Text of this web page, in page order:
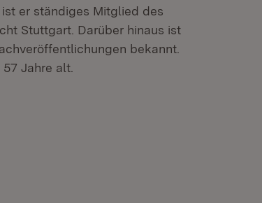
er ständiges Mitglied des
Stuttgart. Darüber hinaus ist
bekannt.
Jahre alt.